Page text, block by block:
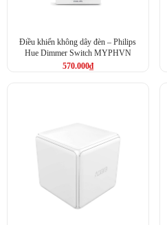
Điều khiển không dây đèn – Philips
Hue Dimmer Switch MYPHVN
570.000₫